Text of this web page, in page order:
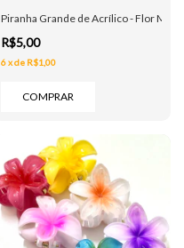
6 Cores
Piranha Grande de Acrílico - Flor
R$5,00
6 xde R$1,00
COMPRAR